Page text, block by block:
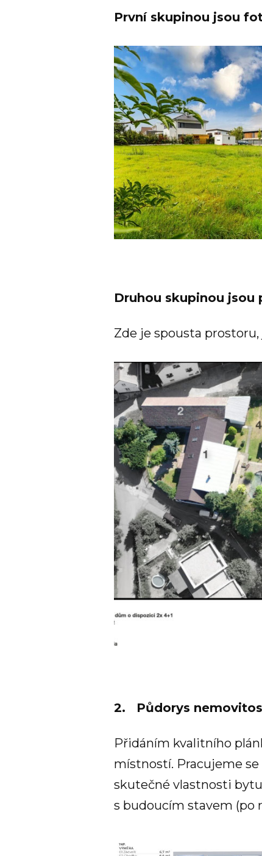
První skupinou jsou
Druhou skupinou
Zde je spousta
2. Půdorys
Přidáním kvalitního
místností. Pracujeme
skutečné vlastnosti
s budoucím stavem (po